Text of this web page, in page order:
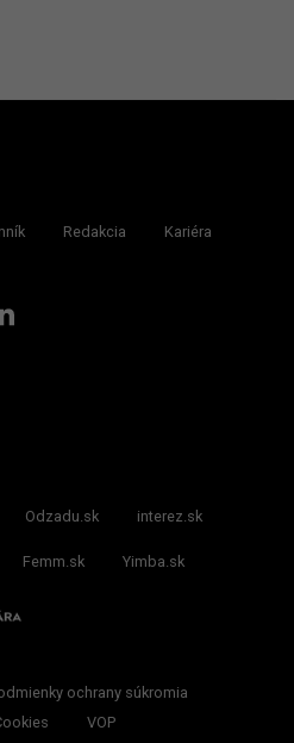
Redakcia Kariéra
Odzadu.sk interez.sk
Femm.sk Yimba.sk
ochrany súkromia
VOP